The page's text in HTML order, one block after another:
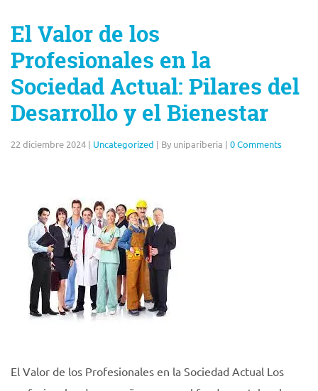
El Valor de los
Profesionales en la
Sociedad Actual: Pilares del
Desarrollo y el Bienestar
22 diciembre 2024 | Uncategorized | By unipariberia | 0 Comments
El Valor de los Profesionales en la Sociedad Actual Los